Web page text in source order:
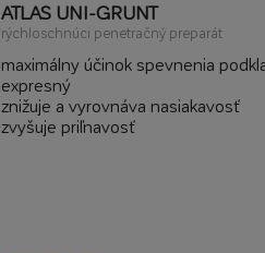
ATLAS UNI-GRUNT
rýchloschnúci penetračný preparát
maximálny účinok spevnenia
expresný
znižuje a vyrovnáva nasiakavosť
zvyšuje priľnavosť